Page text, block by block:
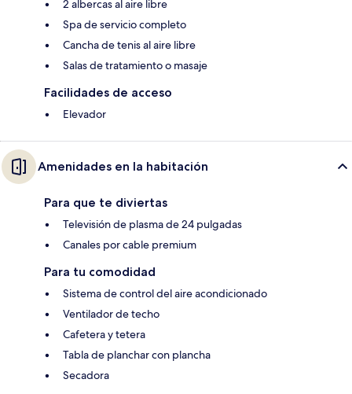
2 albercas al aire libre
Spa de servicio completo
Cancha de tenis al aire libre
Salas de tratamiento o masaje
Facilidades de acceso
Elevador
Amenidades en la habitación
Para que te diviertas
Televisión de plasma de 24 pulgadas
Canales por cable premium
Para tu comodidad
Sistema de control del aire acondicionado
Ventilador de techo
Cafetera y tetera
Tabla de planchar con plancha
Secadora